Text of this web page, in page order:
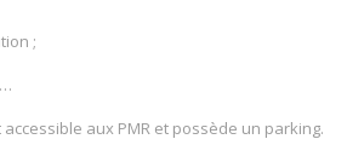
;
aux PMR et possède un parking.